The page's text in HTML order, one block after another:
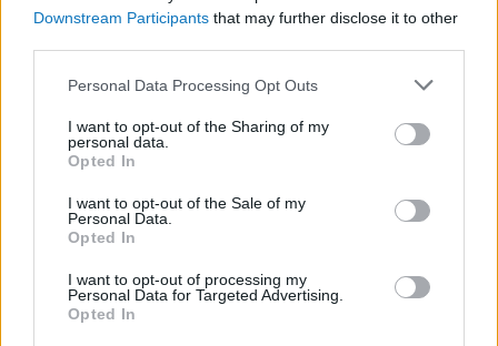
Downstream Participants that may further disclose it to other
Please note that this website/app uses one or more Google
not limited to your visit or usage behaviour. You may click to
grant or deny consent to Google and its third-party tags to
use your data for below specified purposes in below Google
consent section.
Personal Data Processing Opt Outs
I want to opt-out of the Sharing of my
personal data.
Opted In
I want to opt-out of the Sale of my
Personal Data.
Opted In
I want to opt-out of processing my
Personal Data for Targeted Advertising.
Opted In
Zobel által rendezett sorozatot minden bizonnyal
az idei év egyik legjobbjaként fogjuk elkönyvelni, így…